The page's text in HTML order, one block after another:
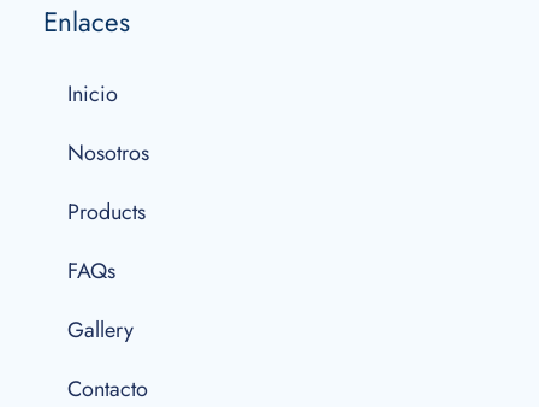
Enlaces
Inicio
Nosotros
Products
FAQs
Gallery
Contacto